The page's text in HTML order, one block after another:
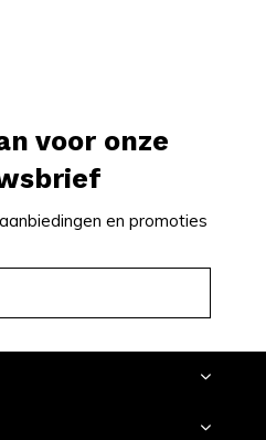
voor onze
en promoties